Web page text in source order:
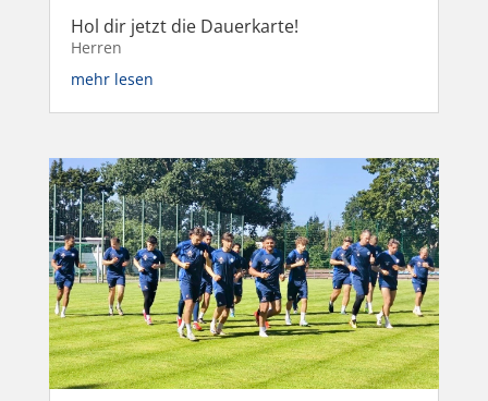
Hol dir jetzt die Dauerkarte!
Herren
mehr lesen